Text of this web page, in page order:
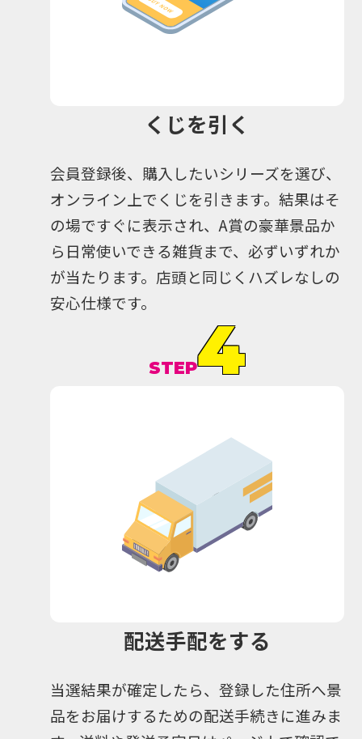
くじを引く
会員登録後、購入したいシリーズを選び、
オンライン上でくじを引きます。結果はそ
の場ですぐに表示され、A賞の豪華景品か
ら日常使いできる雑貨まで、必ずいずれか
が当たります。店頭と同じくハズレなしの
安心仕様です。
STEP4
配送手配をする
当選結果が確定したら、登録した住所へ景
品をお届けするための配送手続きに進みま